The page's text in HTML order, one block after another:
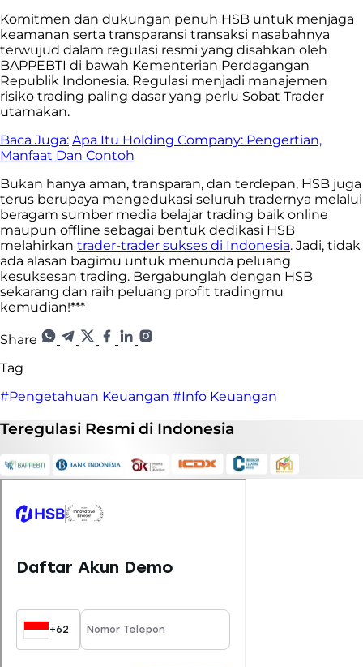
Komitmen dan dukungan penuh HSB untuk menjaga
keamanan serta transparansi transaksi nasabahnya
terwujud dalam regulasi resmi yang disahkan oleh
BAPPEBTI di bawah Kementerian Perdagangan
Republik Indonesia. Regulasi menjadi manajemen
risiko trading paling dasar yang perlu Sobat Trader
utamakan.
Baca Juga: Apa Itu Holding Company: Pengertian,
Manfaat Dan Contoh
Bukan hanya aman, transparan, dan terdepan, HSB juga
terus berupaya mengedukasi seluruh tradernya melalui
beragam sumber media belajar trading baik online
maupun offline sebagai bentuk dedikasi HSB
melahirkan trader-trader sukses di Indonesia. Jadi, tidak
ada alasan bagimu untuk menunda peluang
kesuksesan trading. Bergabunglah dengan HSB
sekarang dan raih peluang profit tradingmu
kemudian!***
Share
Tag
#Pengetahuan Keuangan #Info Keuangan
Teregulasi Resmi di Indonesia